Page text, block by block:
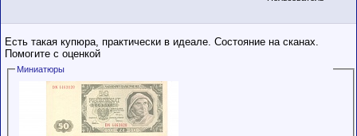
Есть такая купюра, практически в идеале. Состояние на сканах.
Помогите с оценкой
Миниатюры